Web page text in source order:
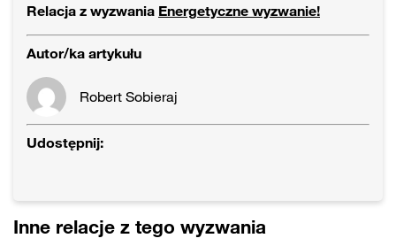
Relacja z wyzwania Energetyczne wyzwanie!
Autor/ka artykułu
Robert Sobieraj
Udostępnij:
Inne relacje z tego wyzwania